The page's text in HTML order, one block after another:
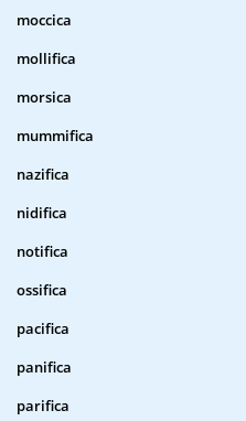
moccica
mollifica
morsica
mummifica
nazifica
nidifica
notifica
ossifica
pacifica
panifica
parifica